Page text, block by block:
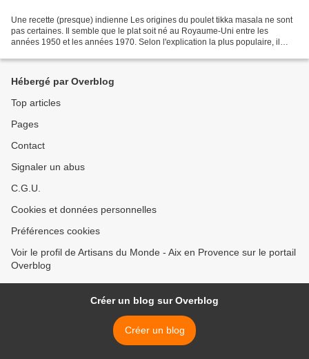
Une recette (presque) indienne Les origines du poulet tikka masala ne sont
pas certaines. Il semble que le plat soit né au Royaume-Uni entre les
années 1950 et les années 1970. Selon l'explication la plus populaire, il
Hébergé par Overblog
Top articles
Pages
Contact
Signaler un abus
C.G.U.
Cookies et données personnelles
Préférences cookies
Voir le profil de Artisans du Monde - Aix en Provence sur le portail
Overblog
Créer un blog sur Overblog
Créer un blog